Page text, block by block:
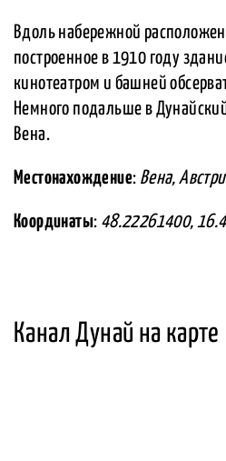
Вдоль набережной
построенное в 1910 году
кинотеатром и башней
Немного подальше в
Вена.
Местонахождение: Вена,
Координаты: 48.22261400,
Канал Дунай на карте